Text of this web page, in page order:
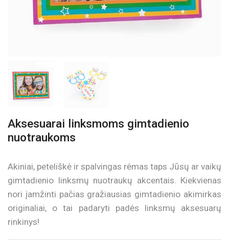
Aksesuarai linksmoms gimtadienio
nuotraukoms
Akiniai, peteliškė ir spalvingas rėmas taps Jūsų ar vaikų
gimtadienio linksmų nuotraukų akcentais. Kiekvienas
nori įamžinti pačias gražiausias gimtadienio akimirkas
originaliai, o tai padaryti padės linksmų aksesuarų
rinkinys!